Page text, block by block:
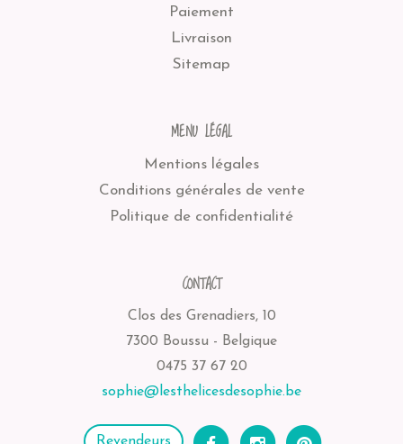
Paiement
Livraison
Sitemap
MENU LÉGAL
Mentions légales
Conditions générales de vente
Politique de confidentialité
CONTACT
Clos des Grenadiers, 10
7300 Boussu - Belgique
0475 37 67 20
sophie@lesthelicesdesophie.be